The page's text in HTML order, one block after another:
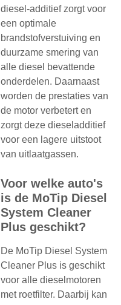
diesel-additief zorgt voor
een optimale
brandstofverstuiving en
duurzame smering van
alle diesel bevattende
onderdelen. Daarnaast
worden de prestaties van
de motor verbetert en
zorgt deze dieseladditief
voor een lagere uitstoot
van uitlaatgassen.
Voor welke auto's
is de MoTip Diesel
System Cleaner
Plus geschikt?
De MoTip Diesel System
Cleaner Plus is geschikt
voor alle dieselmotoren
met roetfilter. Daarbij kan